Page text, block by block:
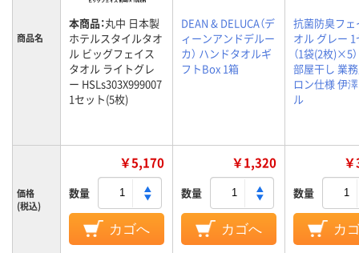
商品名
本商品：丸中 日本製
ホテルスタイルタオ
ル ビッグフェイス
タオル ライトグレ
ー HSLs303X999007
1セット(5枚)
DEAN & DELUCA（デ
ィーンアンドデルー
カ） ハンドタオルギ
フトBox 1箱
抗菌防臭フェ
オル グレー
（1袋(2枚)×5
部屋干し 業
ロン仕様 伊
ル
価格
(税込)
￥5,170
数量
カゴへ
￥1,320
数量
カゴへ
数量
カ